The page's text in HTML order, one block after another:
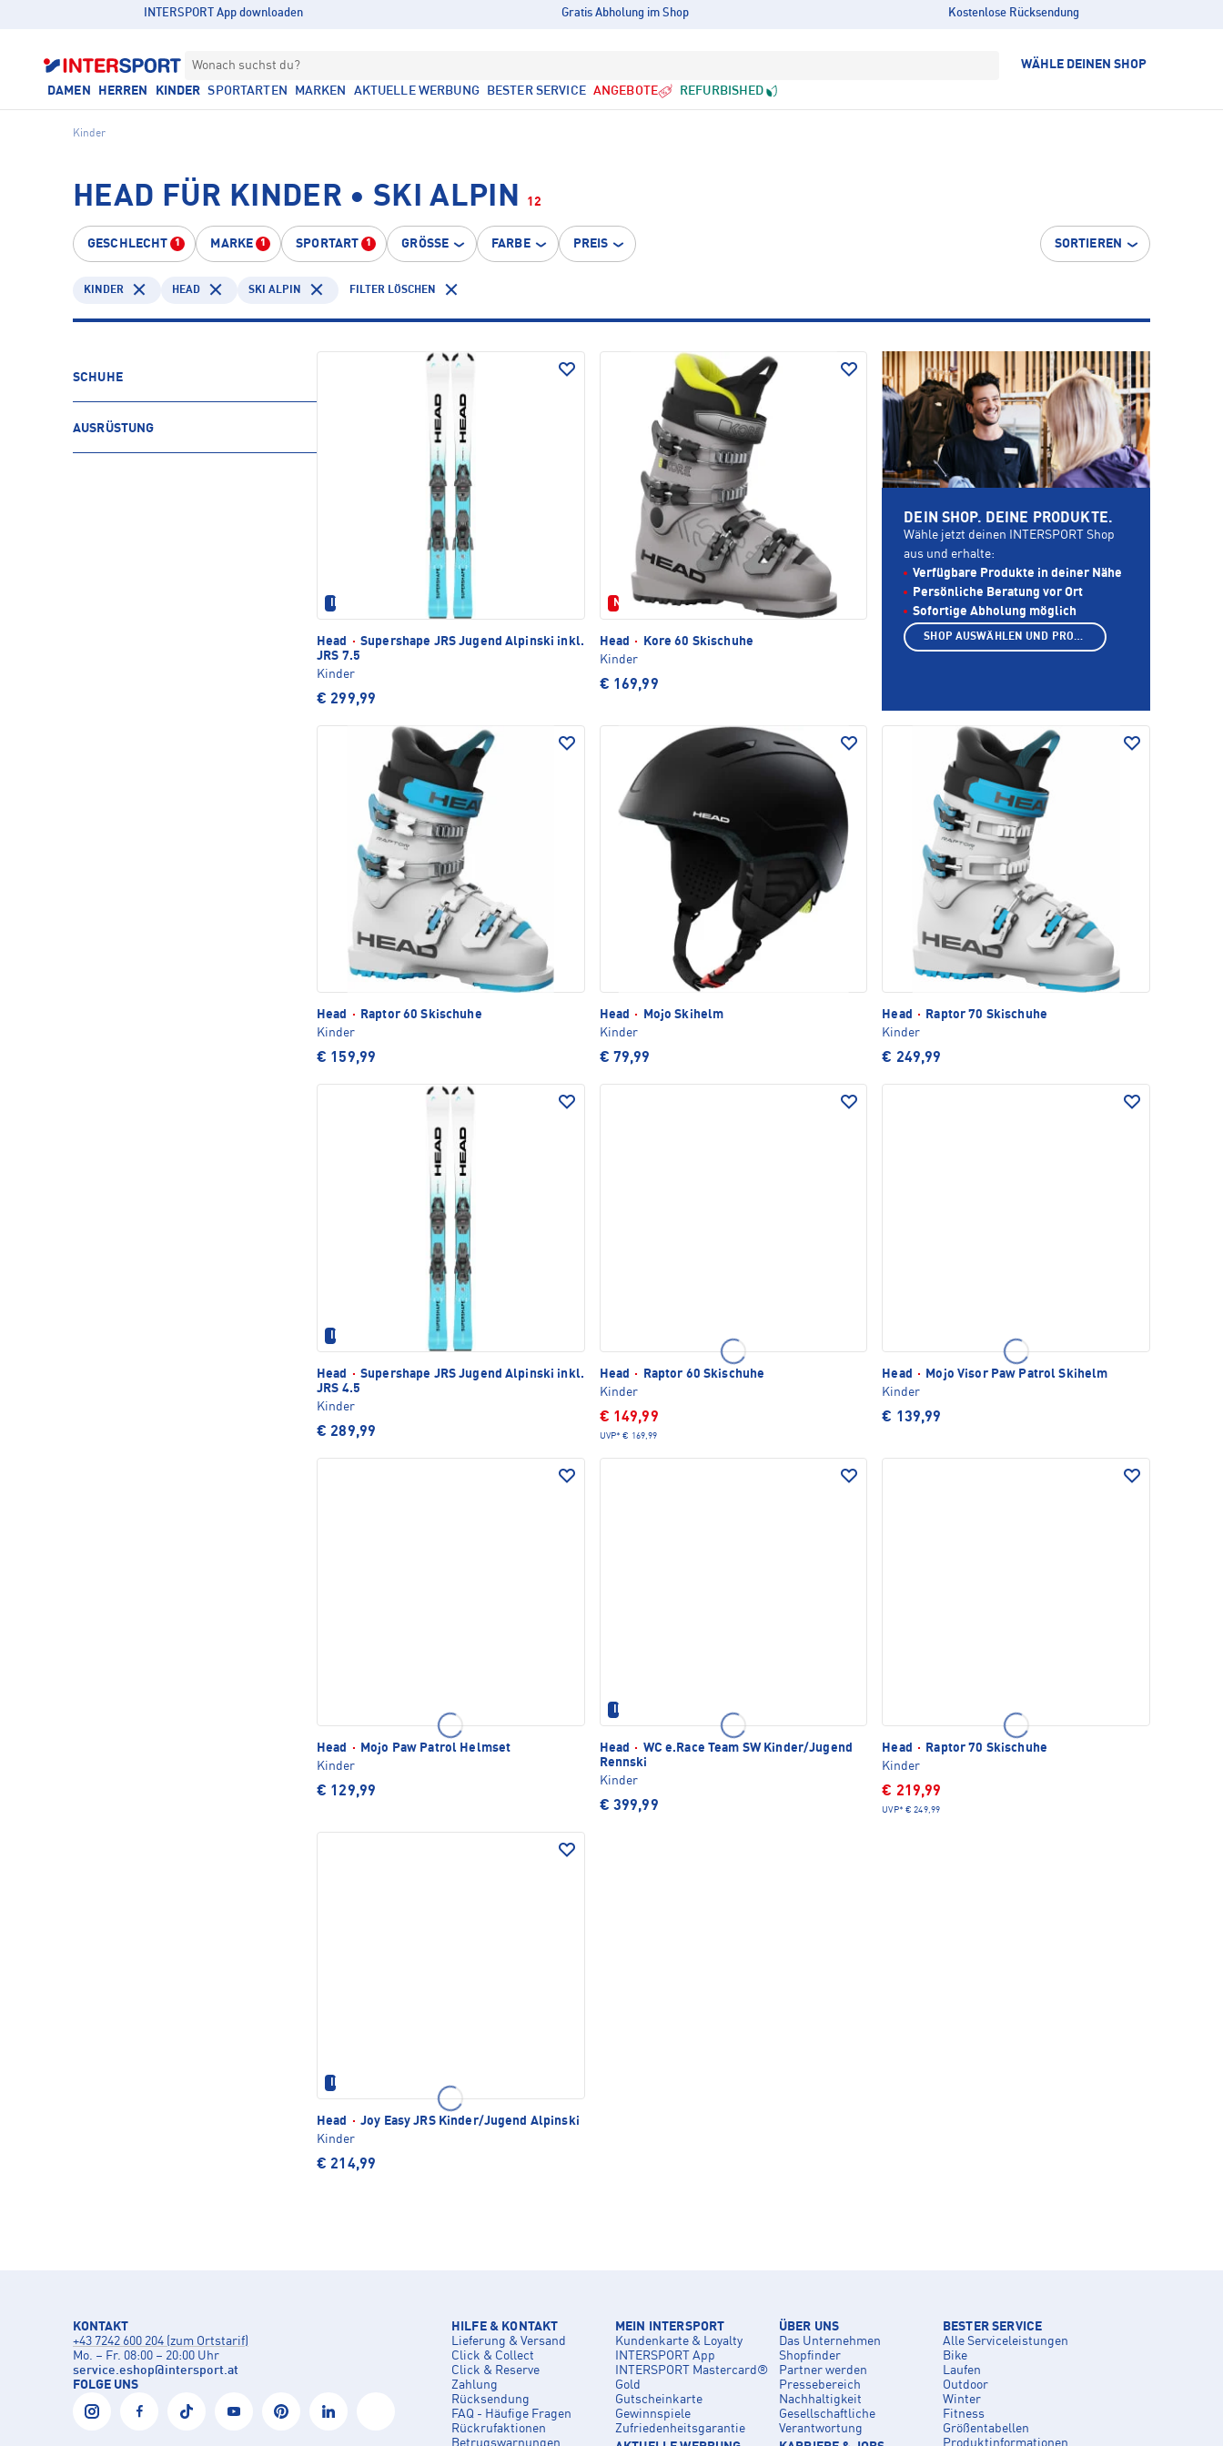
INTERSPORT App downloaden Gratis Abholung im Shop Kostenlose Rücksendung
Wonach suchst du? WÄHLE DEINEN SHOP
DAMEN HERREN KINDER SPORTARTEN MARKEN AKTUELLE WERBUNG BESTER SERVICE ANGEBOTE REFURBISHED
Kinder
HEAD FÜR KINDER • SKI ALPIN 12
GESCHLECHT 1 MARKE 1 SPORTART 1 GRÖSSE FARBE PREIS SORTIEREN
KINDER HEAD SKI ALPIN FILTER LÖSCHEN
SCHUHE
AUSRÜSTUNG
IM SET ERHÄLTLICH
Head · Supershape JRS Jugend Alpinski inkl.
JRS 7.5
Kinder
€ 299,99
Neu
Head ·
Kore 60 Skischuhe
Kinder
€ 169,99
Head ·
Raptor 60 Skischuhe
Kinder
€ 159,99
Head ·
Mojo Skihelm
Kinder
€ 79,99
Head ·
Raptor 70 Skischuhe
Kinder
€ 249,99
IM SET ERHÄLTLICH
Head · Supershape JRS Jugend Alpinski inkl.
JRS 4.5
Kinder
€ 289,99
Head ·
Raptor 60 Skischuhe
Kinder
€ 149,99
UVP* € 169,99
Head ·
Mojo Visor Paw Patrol Skihelm
Kinder
€ 139,99
Head ·
Mojo Paw Patrol Helmset
Kinder
€ 129,99
Head · WC e.Race Team SW Kinder/Jugend
Rennski
Kinder
€ 399,99
Head ·
Raptor 70 Skischuhe
Kinder
€ 219,99
UVP* € 249,99
Head · Joy Easy JRS Kinder/Jugend Alpinski
Kinder
€ 214,99
DEIN SHOP. DEINE PRODUKTE.
Wähle jetzt deinen INTERSPORT Shop
aus und erhalte:
Verfügbare Produkte in deiner Nähe
Persönliche Beratung vor Ort
Sofortige Abholung möglich
SHOP AUSWÄHLEN UND PRODUKTE ANZEIGEN
KONTAKT
+43 7242 600 204 (zum Ortstarif)
Mo. – Fr. 08:00 – 20:00 Uhr
service.eshop@intersport.at
FOLGE UNS
HILFE & KONTAKT
Lieferung & Versand
Click & Collect
Click & Reserve
Zahlung
Rücksendung
FAQ - Häufige Fragen
Rückrufaktionen
MEIN INTERSPORT
Kundenkarte & Loyalty
INTERSPORT App
INTERSPORT Mastercard®
Gold
Gutscheinkarte
Gewinnspiele
Zufriedenheitsgarantie
ÜBER UNS
Das Unternehmen
Shopfinder
Partner werden
Pressebereich
Nachhaltigkeit
Gesellschaftliche
Verantwortung
BESTER SERVICE
Alle Serviceleistungen
Bike
Laufen
Outdoor
Winter
Fitness
Größentabellen